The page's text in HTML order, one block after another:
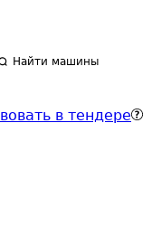
Найти машины
в тендере